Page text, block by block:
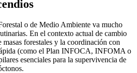
o de Medio Ambiente va mucho
En el contexto actual de cambio
forestales y la coordinación con
(como el Plan INFOCA, INFOMA o
esenciales para la supervivencia de